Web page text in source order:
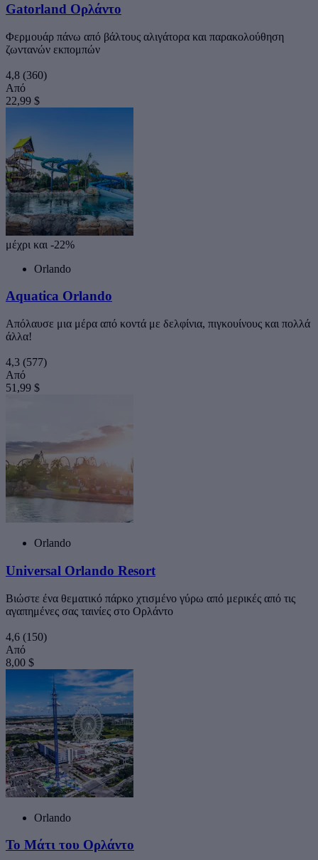
Gatorland Ορλάντο
Φερμουάρ πάνω από βάλτους αλιγάτορα και παρακολούθηση
ζωντανών εκπομπών
4,8 (360)
Από
22,99 $
μέχρι και -22%
Orlando
Aquatica Orlando
Απόλαυσε μια μέρα από κοντά με δελφίνια, πιγκουίνους και πολλά
άλλα!
4,3 (577)
Από
51,99 $
Orlando
Universal Orlando Resort
Βιώστε ένα θεματικό πάρκο χτισμένο γύρω από μερικές από τις
αγαπημένες σας ταινίες στο Ορλάντο
4,6 (150)
Από
8,00 $
Orlando
Το Μάτι του Ορλάντο